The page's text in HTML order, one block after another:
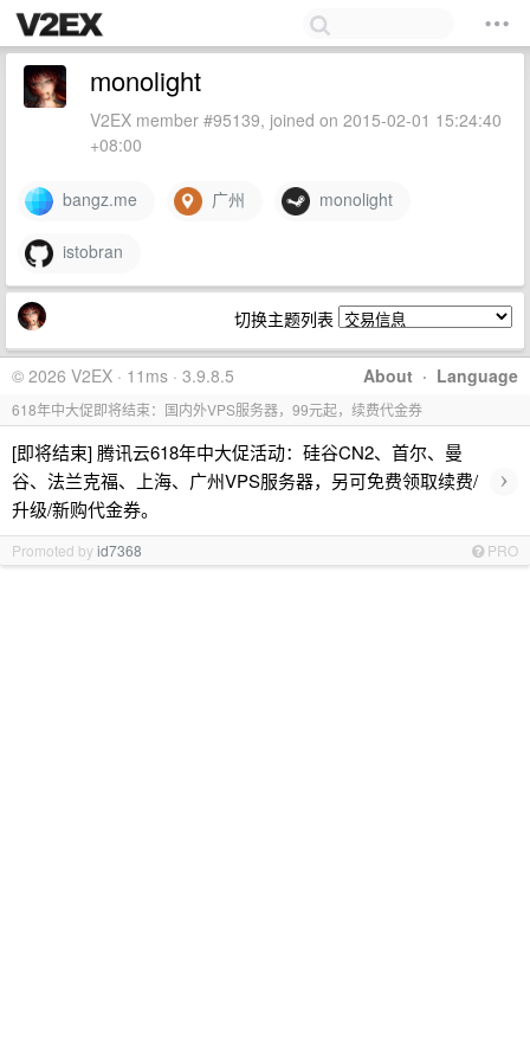
monolight
V2EX member #95139, joined on 2015-02-01 15:24:40
+08:00
bangz.me 广州 monolight
istobran
切换主题列表
About · Language
© 2026 V2EX · 11ms · 3.9.8.5
618年中大促即将结束：国内外VPS服务器，99元起，续费代金券
[即将结束] 腾讯云618年中大促活动：硅谷CN2、首尔、曼
谷、法兰克福、上海、广州VPS服务器，另可免费领取续费/
升级/新购代金券。
›
Promoted byid7368 PRO